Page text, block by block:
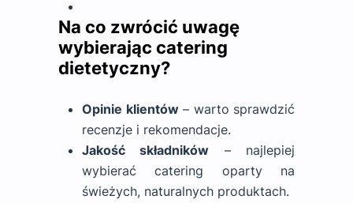
Na co zwrócić uwagę
wybierając catering
dietetyczny?
Opinie klientów– warto sprawdzić
recenzje i rekomendacje.
Jakość składników – najlepiej
wybierać catering oparty na
świeżych, naturalnych produktach.